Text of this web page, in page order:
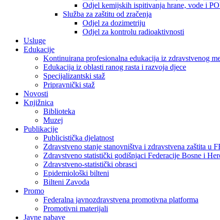
Odjel kemijskih ispitivanja hrane, vode i
Služba za zaštitu od zračenja
Odjel za dozimetriju
Odjel za kontrolu radioaktivnosti
Usluge
Edukacije
Kontinuirana profesionalna edukacija iz zdravstvenog
Edukacija iz oblasti ranog rasta i razvoja djece
Specijalizantski staž
Pripravnički staž
Novosti
Knjižnica
Biblioteka
Muzej
Publikacije
Publicistička djelatnost
Zdravstveno stanje stanovništva i zdravstvena zaštita u
Zdravstveno statistički godišnjaci Federacije Bosne i
Zdravstveno-statistički obrasci
Epidemiološki bilteni
Bilteni Zavoda
Promo
Federalna javnozdravstvena promotivna platforma
Promotivni materijali
Javne nabave